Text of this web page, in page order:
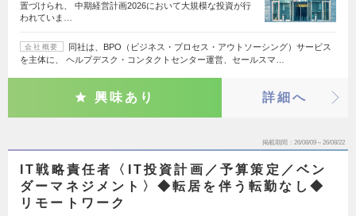
置づけられ、 中期経営計画2026において大規模な投資が行
われていま…
会社概要
同社は、BPO（ビジネス・プロセス・アウトソーシング）サービス
を主体に、 ヘルプデスク・コンタクトセンター運営、セールスマ…
興味あり 詳細へ
掲載期間 26/08/09～26/08/22
IT戦略責任者〈IT投資計画／予算策定／ベン
ダーマネジメント〉◆転居を伴う転勤なし◆
リモートワーク